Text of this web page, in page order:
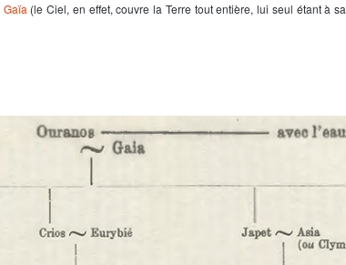
Gaïa (le Ciel, en effet, couvre la Terre tout entière, lui seul étant à sa